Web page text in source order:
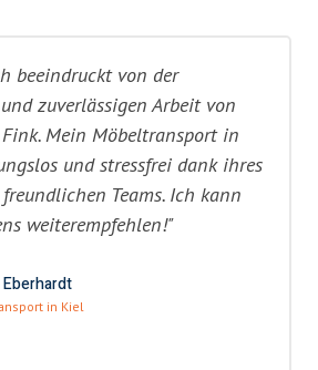
beeindruckt von der
zuverlässigen Arbeit von
Mein Möbeltransport in
und stressfrei dank ihres
Teams. Ich kann
weiterempfehlen!"
in Kiel